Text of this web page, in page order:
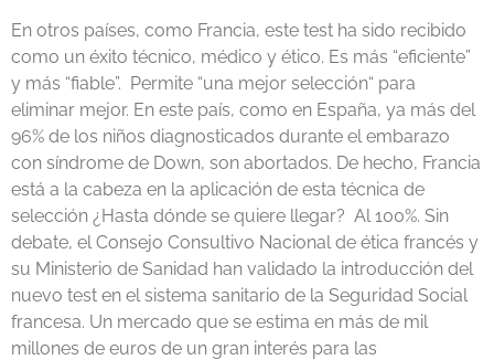
En otros países, como Francia, este test ha sido recibido
como un éxito técnico, médico y ético. Es más “eficiente”
y más “fiable”. Permite “una mejor selección“ para
eliminar mejor. En este país, como en España, ya más del
96% de los niños diagnosticados durante el embarazo
con síndrome de Down, son abortados. De hecho, Francia
está a la cabeza en la aplicación de esta técnica de
selección ¿Hasta dónde se quiere llegar? Al 100%. Sin
debate, el Consejo Consultivo Nacional de ética francés y
su Ministerio de Sanidad han validado la introducción del
nuevo test en el sistema sanitario de la Seguridad Social
francesa. Un mercado que se estima en más de mil
millones de euros de un gran interés para las